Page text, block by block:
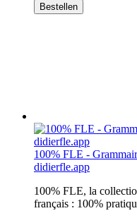
Bestellen
100% FLE -
didierfle.app
100% FLE, la
français : 100%